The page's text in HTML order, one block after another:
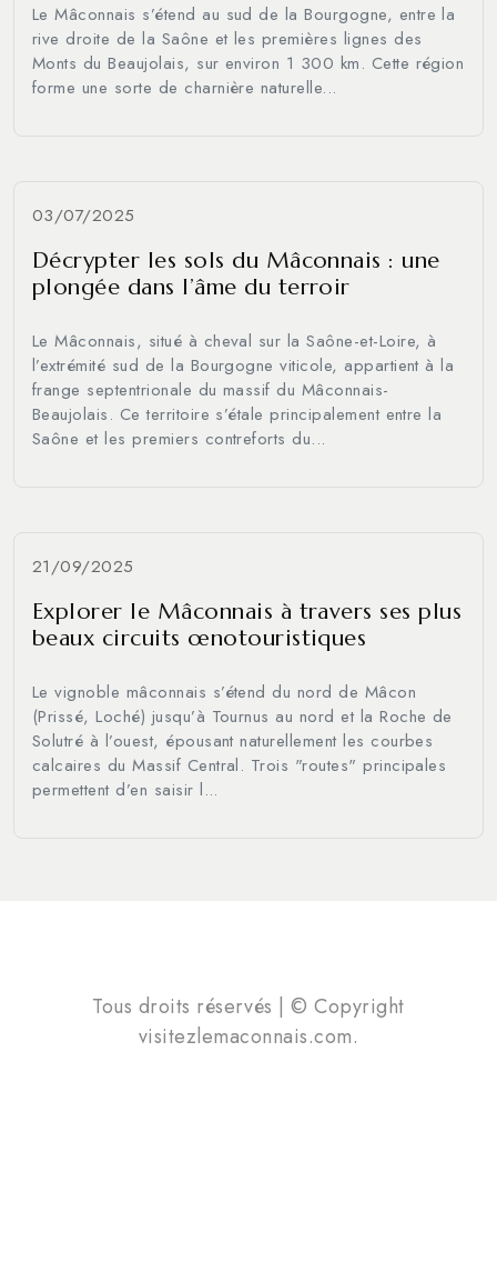
Le Mâconnais s’étend au sud de la Bourgogne, entre la
rive droite de la Saône et les premières lignes des
Monts du Beaujolais, sur environ 1 300 km. Cette région
forme une sorte de charnière naturelle...
03/07/2025
Décrypter les sols du Mâconnais : une
plongée dans l’âme du terroir
Le Mâconnais, situé à cheval sur la Saône-et-Loire, à
l’extrémité sud de la Bourgogne viticole, appartient à la
frange septentrionale du massif du Mâconnais-
Beaujolais. Ce territoire s’étale principalement entre la
Saône et les premiers contreforts du...
21/09/2025
Explorer le Mâconnais à travers ses plus
beaux circuits œnotouristiques
Le vignoble mâconnais s’étend du nord de Mâcon
(Prissé, Loché) jusqu’à Tournus au nord et la Roche de
Solutré à l’ouest, épousant naturellement les courbes
calcaires du Massif Central. Trois "routes" principales
permettent d’en saisir l...
Tous droits réservés | © Copyright
visitezlemaconnais.com.